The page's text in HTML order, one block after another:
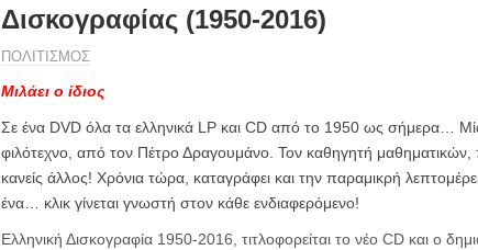
Δισκογραφίας (1950-2016)
ΠΟΛΙΤΙΣΜΟΣ
Μιλάει ο ίδιος
Σε ένα DVD όλα τα ελληνικά LP και CDαπό το 1950 ως σήμερα… Μία
φιλότεχνο, από τον Πέτρο Δραγουμάνο. Τον καθηγητή μαθηματικών,
κανείς άλλος! Χρόνια τώρα, καταγράφει και την παραμικρή
ένα… κλικ γίνεται γνωστή στον κάθε ενδιαφερόμενο!
Ελληνική Δισκογραφία 1950-2016, τιτλοφορείται το νέο CD και ο